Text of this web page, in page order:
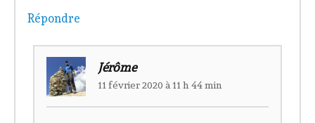
Répondre
Jérôme
11 février 2020 à 11 h 44 min